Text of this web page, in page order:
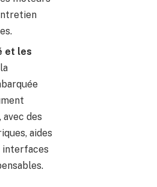
et les
la
des
aides
interfaces